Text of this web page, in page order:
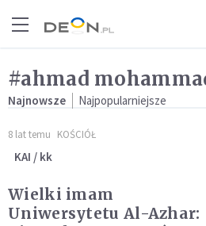
#ahmad
Najnowsze Najpopularniejsze
8 lat temu KOŚCIÓŁ
KAI / kk
Wielki imam
Uniwersytetu Al-Azhar: